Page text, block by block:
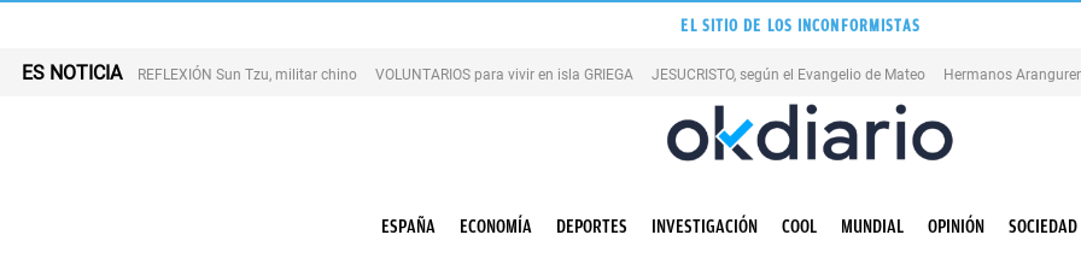
EL SITIO DE LOS INCONFORMISTAS
ES NOTICIA REFLEXIÓN Sun Tzu, militar chino VOLUNTARIOS para vivir en isla GRIEGA JESUCRISTO, según el Evangelio de Mateo Hermanos Aranguren
ESPAÑA ECONOMÍA DEPORTES INVESTIGACIÓN COOL MUNDIAL OPINIÓN SOCIEDAD